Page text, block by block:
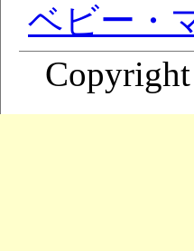
ベビー・